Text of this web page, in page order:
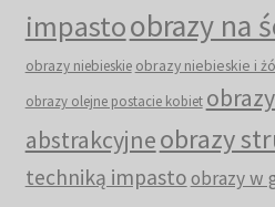
impastoobrazy na
obrazy niebieskie obrazy niebieskie i
obrazy olejne postacie kobiet
abstrakcyjneobrazy
techniką impastoobrazy w